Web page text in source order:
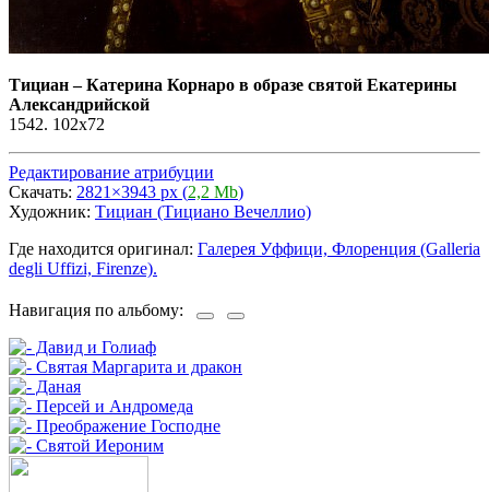
Тициан–Катерина Корнаро в образе святой Екатерины
Александрийской
1542. 102x72
Редактирование атрибуции
Скачать: 2821×3943 px (2,2 Mb)
Художник: Тициан (Тициано Вечеллио)
Где находится оригинал: Галерея Уффици, Флоренция (Galleria
degli Uffizi, Firenze).
Навигация по альбому: